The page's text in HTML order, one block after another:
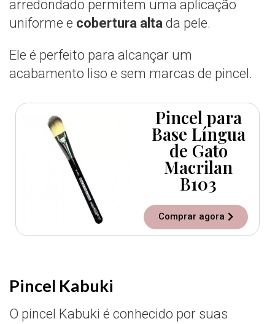
arredondado permitem uma aplicação
uniforme e cobertura alta da pele.
Ele é perfeito para alcançar um
acabamento liso e sem marcas de pincel.
Pincel para
Base Língua
de Gato
Macrilan
B103
Comprar agora
Pincel Kabuki
O pincel Kabuki é conhecido por suas